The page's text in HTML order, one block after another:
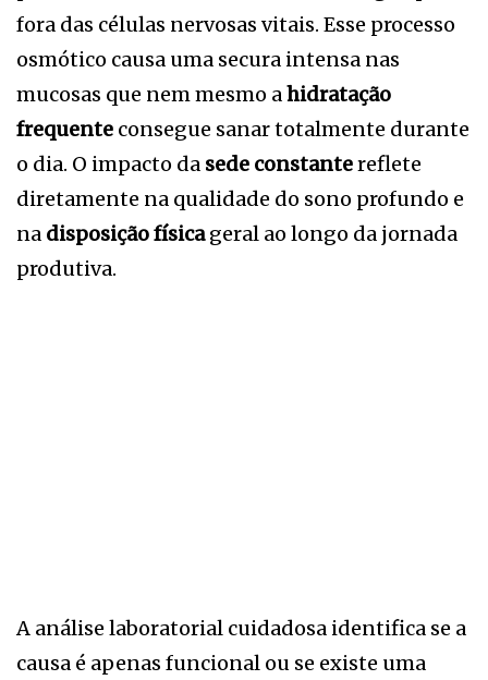
fora das células nervosas vitais. Esse processo
osmótico causa uma secura intensa nas
mucosas que nem mesmo ahidratação
frequente consegue sanar totalmente durante
o dia. O impacto da sede constantereflete
diretamente na qualidade do sono profundo e
na disposição físicageral ao longo da jornada
produtiva.
A análise laboratorial cuidadosa identifica se a
causa é apenas funcional ou se existe uma